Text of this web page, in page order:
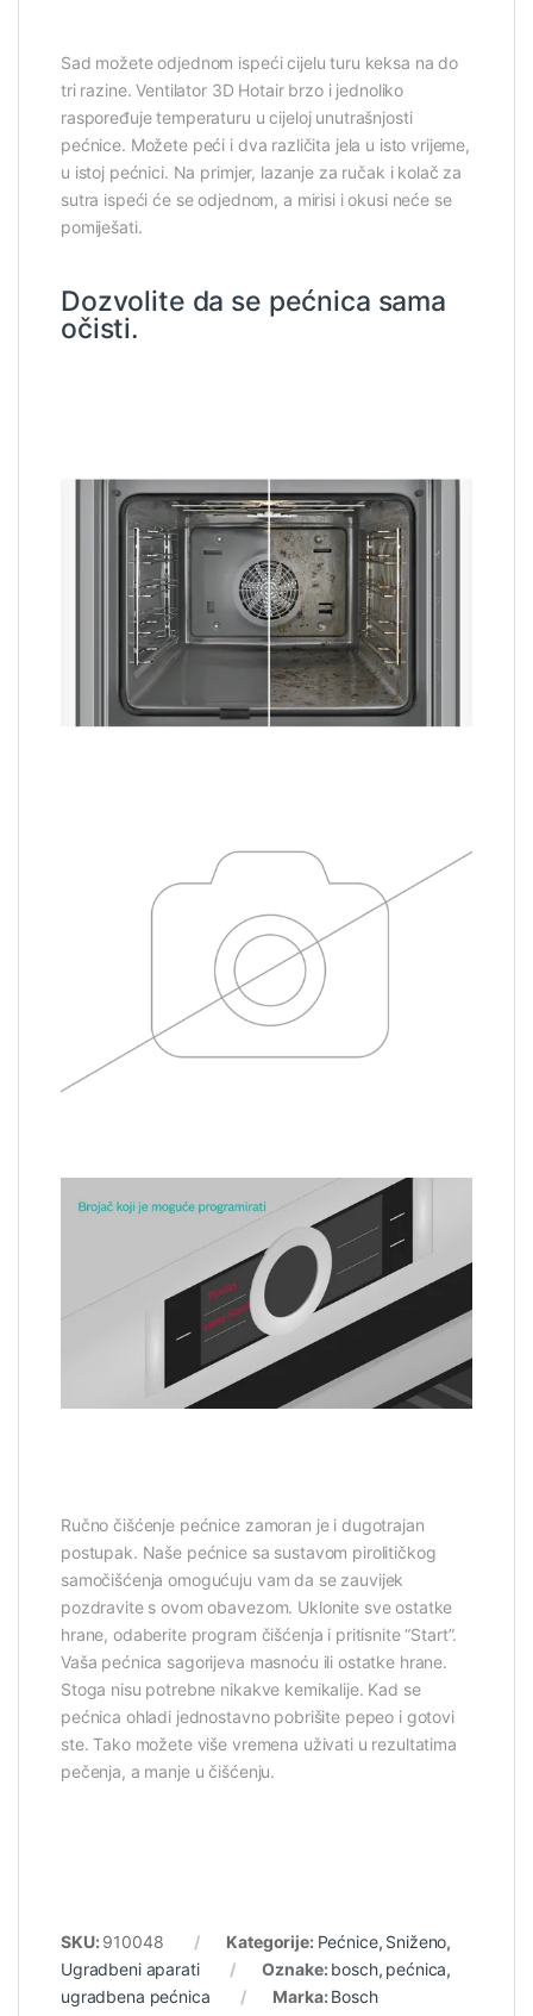
Sad možete odjednom ispeći cijelu turu keksa na do
tri razine. Ventilator 3D Hotair brzo i jednoliko
raspoređuje temperaturu u cijeloj unutrašnjosti
pećnice. Možete peći i dva različita jela u isto vrijeme,
u istoj pećnici. Na primjer, lazanje za ručak i kolač za
sutra ispeći će se odjednom, a mirisi i okusi neće se
pomiješati.
Dozvolite da se pećnica sama
očisti.
Ručno čišćenje pećnice zamoran je i dugotrajan
postupak. Naše pećnice sa sustavom pirolitičkog
samočišćenja omogućuju vam da se zauvijek
pozdravite s ovom obavezom. Uklonite sve ostatke
hrane, odaberite program čišćenja i pritisnite “Start”.
Vaša pećnica sagorijeva masnoću ili ostatke hrane.
Stoga nisu potrebne nikakve kemikalije. Kad se
pećnica ohladi jednostavno pobrišite pepeo i gotovi
ste. Tako možete više vremena uživati u rezultatima
pečenja, a manje u čišćenju.
SKU: 910048 Kategorije: Pećnice, Sniženo,
Ugradbeni aparati
Oznake: bosch, pećnica,
ugradbena pećnica
Marka: Bosch